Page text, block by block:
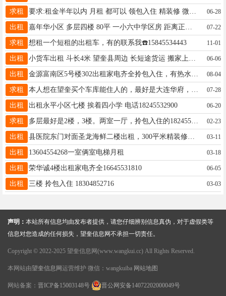
求租 06-28
出租 07-22
求租 想租一个短租的出租车，有的联系我☎️15845534443 11-01
出租 06-06
出租 08-04
求租 07-28
出租 出租永平小区七楼 挨着四小学 电话18245532900 06-20
求租 多层最好是2楼，3楼。两室一厅，拎包入住的18245530738微信同步。 02-23
出租 县医院东门对面圣龙海鲜二楼出租，300平米精装修，配套设施齐全，价格超级便宜，有意者联系13284555928 03-11
出租 13604554268一室俩室电梯月租 03-18
出租 荣华诚4楼出租家电齐全16645531810 06-05
出租 三楼 拎包入住 18304852716 03-03
声明： 本站所有信息均由发布者提供，请您仔细辨别信息真伪，对于虚假类等
信息对您造成的任何损失，望奎信息网不承担一切责任。
Copyright © 2022-2025 望奎信息网(www.wangkui.cc) All Rights Reserved.
本网站由望奎信息网 运营维护 微信：wangkuiba 网站地图
网站备案： 晋ICP备15003148号 晋公网安备14072202000049号